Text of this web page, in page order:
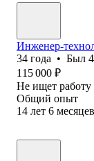
Инженер-
34 года • Был
115 000 ₽
Не ищет работу
Общий опыт
14 лет 6 месяцев